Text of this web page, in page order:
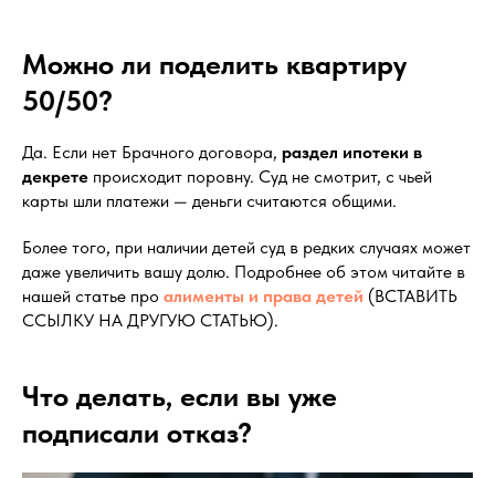
Можно ли поделить квартиру
50/50?
Да. Если нет Брачного договора, раздел ипотеки в
декрете происходит поровну. Суд не смотрит, с чьей
карты шли платежи — деньги считаются общими.
Более того, при наличии детей суд в редких случаях может
даже увеличить вашу долю. Подробнее об этом читайте в
нашей статье про алименты и права детей (ВСТАВИТЬ
ССЫЛКУ НА ДРУГУЮ СТАТЬЮ).
Что делать, если вы уже
подписали отказ?